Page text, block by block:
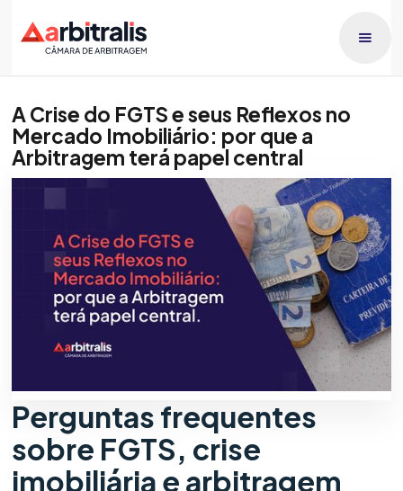
A Crise do FGTS e seus Reflexos no
Mercado Imobiliário: por que a
Arbitragem terá papel central
Publicado dia
20/2/2026
Perguntas frequentes
sobre FGTS, crise
imobiliária e arbitragem